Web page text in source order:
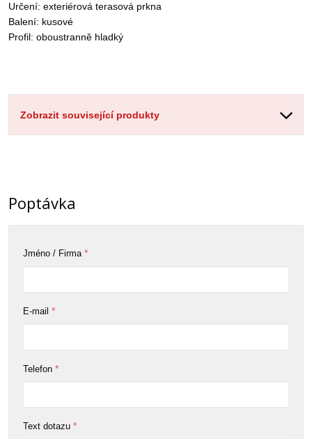
Určení: exteriérová terasová prkna
Balení: kusové
Profil: oboustranně hladký
Zobrazit související produkty
Poptávka
Jméno / Firma *
E-mail *
Telefon *
Text dotazu *